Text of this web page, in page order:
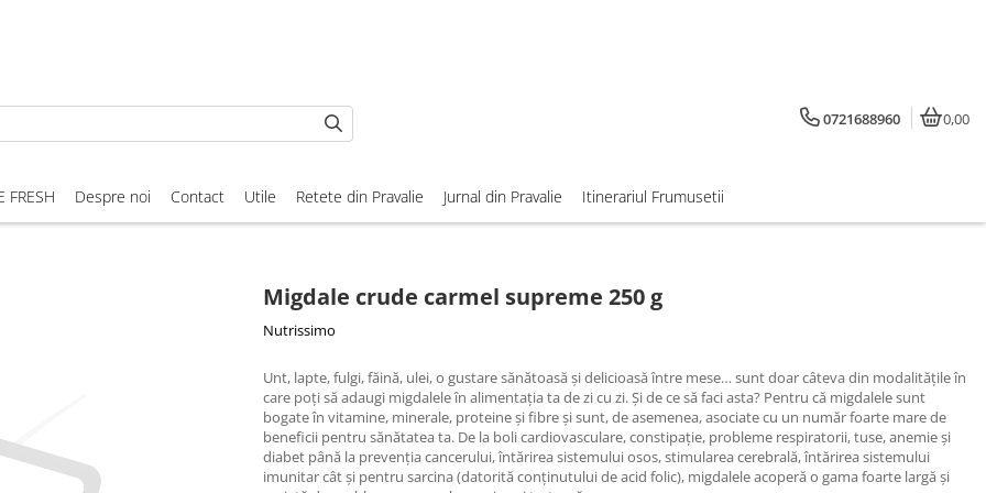
0721688960 0,00
FRESH Despre noi Contact Utile Retete din Pravalie Jurnal din Pravalie Itinerariul Frumusetii
Migdale crude carmel supreme 250 g
Nutrissimo
Unt, lapte, fulgi, făină, ulei, o gustare sănătoasă şi delicioasă între mese… sunt doar câteva din modalităţile în
care poţi să adaugi migdalele în alimentaţia ta de zi cu zi. Şi de ce să faci asta? Pentru că migdalele sunt
bogate în vitamine, minerale, proteine şi fibre şi sunt, de asemenea, asociate cu un număr foarte mare de
beneficii pentru sănătatea ta. De la boli cardiovasculare, constipaţie, probleme respiratorii, tuse, anemie şi
diabet până la prevenţia cancerului, întărirea sistemului osos, stimularea cerebrală, întărirea sistemului
imunitar cât şi pentru sarcina (datorită conţinutului de acid folic), migdalele acoperă o gama foarte largă şi